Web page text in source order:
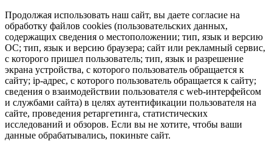
Продолжая использовать наш сайт, вы даете согласие на
обработку файлов cookies (пользовательских данных,
содержащих сведения о местоположении; тип, язык и версию
ОС; тип, язык и версию браузера; сайт или рекламный сервис,
с которого пришел пользователь; тип, язык и разрешение
экрана устройства, с которого пользователь обращается к
сайту; ip-адрес, с которого пользователь обращается к сайту;
сведения о взаимодействии пользователя с web-интерфейсом
и службами сайта) в целях аутентификации пользователя на
сайте, проведения ретаргетинга, статистических
исследований и обзоров. Если вы не хотите, чтобы ваши
данные обрабатывались, покиньте сайт.